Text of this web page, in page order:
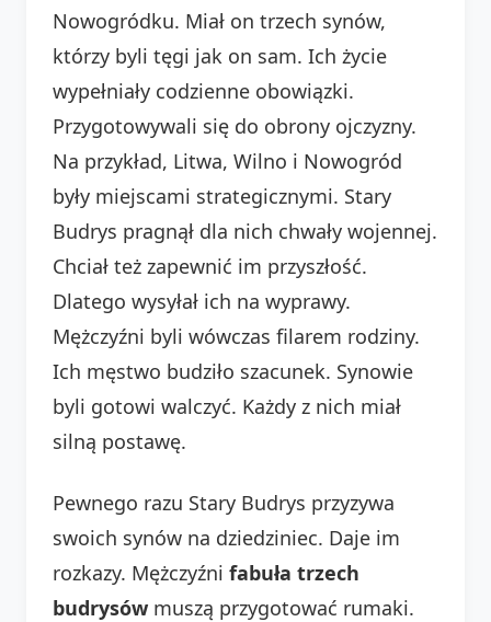
Nowogródku. Miał on trzech synów,
którzy byli tęgi jak on sam. Ich życie
wypełniały codzienne obowiązki.
Przygotowywali się do obrony ojczyzny.
Na przykład, Litwa, Wilno i Nowogród
były miejscami strategicznymi. Stary
Budrys pragnął dla nich chwały wojennej.
Chciał też zapewnić im przyszłość.
Dlatego wysyłał ich na wyprawy.
Mężczyźni byli wówczas filarem rodziny.
Ich męstwo budziło szacunek. Synowie
byli gotowi walczyć. Każdy z nich miał
silną postawę.
Pewnego razu Stary Budrys przyzywa
swoich synów na dziedziniec. Daje im
rozkazy. Mężczyźni fabuła trzech
budrysów muszą przygotować rumaki.